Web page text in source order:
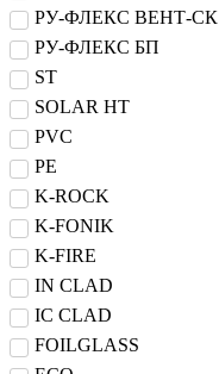
РУ-ФЛЕКС ВЕНТ-СК
РУ-ФЛЕКС БП
ST
SOLAR HT
PVC
PE
K-ROCK
K-FONIK
K-FIRE
IN CLAD
IC CLAD
FOILGLASS